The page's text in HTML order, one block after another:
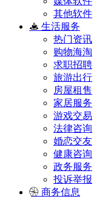
其他软件
生活服务
热门资讯
购物海淘
求职招聘
旅游出行
房屋租售
家居服务
游戏交易
法律咨询
婚恋交友
健康咨询
政务服务
投诉举报
商务信息